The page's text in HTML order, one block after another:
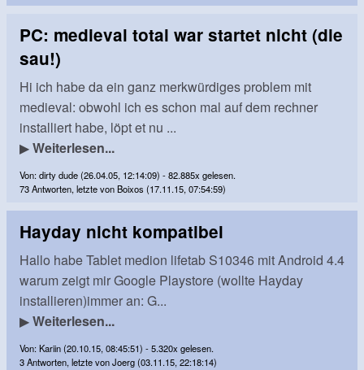
PC: medieval total war startet nicht (die
sau!)
Hi ich habe da ein ganz merkwürdiges problem mit
medieval: obwohl ich es schon mal auf dem rechner
installiert habe, löpt et nu ...
▶Weiterlesen...
Von: dirty dude (26.04.05, 12:14:09) - 82.885x gelesen.
73 Antworten, letzte von Boixos (17.11.15, 07:54:59)
Hayday nicht kompatibel
Hallo habe Tablet medion lifetab S10346 mit Android 4.4
warum zeigt mir Google Playstore (wollte Hayday
installieren)immer an: G...
▶Weiterlesen...
Von: Kariin (20.10.15, 08:45:51) - 5.320x gelesen.
3 Antworten, letzte von Joerg (03.11.15, 22:18:14)